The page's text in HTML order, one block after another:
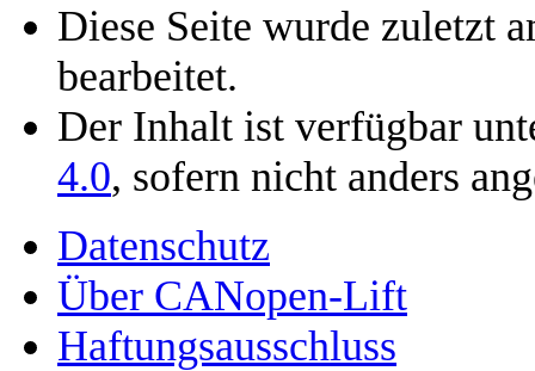
Diese Seite wurde zuletzt
bearbeitet.
Der Inhalt ist verfügbar
4.0, sofern nicht anders
Datenschutz
Über CANopen-Lift
Haftungsausschluss